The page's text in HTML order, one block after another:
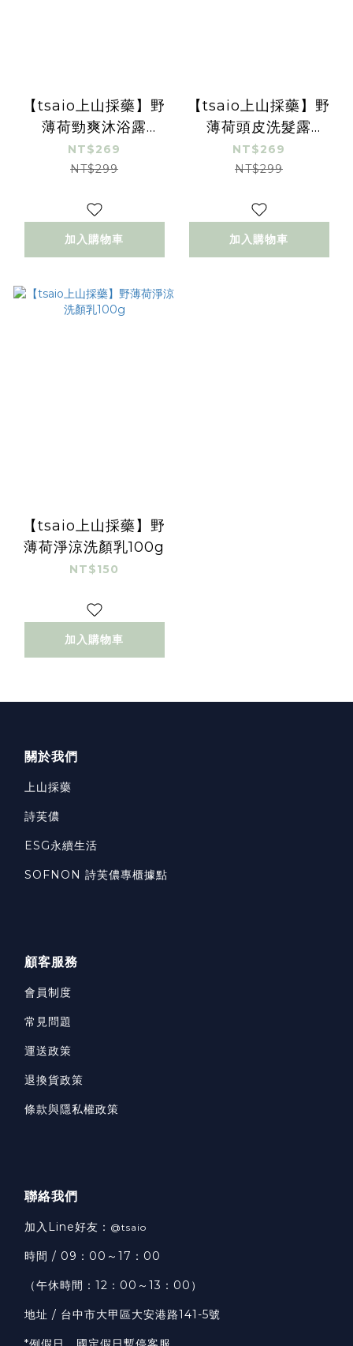
【tsaio上山採藥】野
薄荷勁爽沐浴露
600ml
NT$269
NT$299
加入購物車
【tsaio上山採藥】野
薄荷頭皮洗髮露
600ml
NT$269
NT$299
加入購物車
【tsaio上山採藥】野
薄荷淨涼洗顏乳100g
NT$150
加入購物車
關於我們
上山採藥
詩芙儂
ESG永續生活
SOFNON 詩芙儂專櫃據點
顧客服務
會員制度
常見問題
運送政策
退換貨政策
條款與隱私權政策
聯絡我們
加入Line好友： @tsaio
時間 / 09：00～17：00
（午休時間：12：00～13：00）
地址 / 台中市大甲區大安港路141-5號